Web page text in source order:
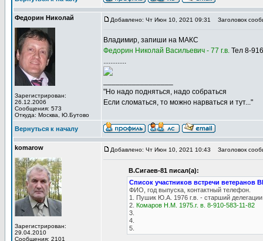
Федорин Николай
Зарегистрирован:
26.12.2006
Сообщения: 573
Откуда: Москва, Ю.Бутово
Добавлено: Чт Июн 10, 2021 09:31 Заголовок
Владимир, запиши на МАКС
Федорин Николай Васильевич - 77 г.в. Тел 8-
.............
"Но надо подняться, надо собраться
Если сломаться, то можно нарваться и тут..."
Вернуться к началу
komarow
Зарегистрирован:
29.04.2010
Сообщения: 2101
Добавлено: Чт Июн 10, 2021 10:43 Заголовок
В.Сигаев-81 писал(а):
Список участников встречи
ФИО, год выпуска, контактный телефон.
1. Пушик Ю.А. 1976 г.в. - старший
2. Комаров Н.М. 1975.г. в. 8-910-583-11-82
3.
4.
5.